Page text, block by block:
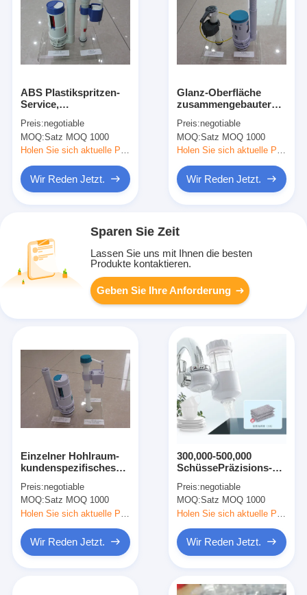
ABS Plastikspritzen-
Service,
Plastikeinspritzungs-
Gestaltungsdienstleistungen
Preis:negotiable
MOQ:Satz MOQ 1000
Holen Sie sich aktuelle Preis
Wir Reden Jetzt.
Glanz-Oberfläche
zusammengebauter
Ablassventil-Spritzen-
Werkzeugausstattung
Preis:negotiable
MOQ:Satz MOQ 1000
Holen Sie sich aktuelle Preis
Wir Reden Jetzt.
Sparen Sie Zeit
Lassen Sie uns mit Ihnen die besten
Produkte kontaktieren.
Geben Sie Ihre Anforderung
Einzelner Hohlraum-
kundenspezifisches
Hochglanz-Ende
zusammengebaute
Plastikprodukte
Preis:negotiable
MOQ:Satz MOQ 1000
Wir Reden Jetzt.
300,000-500,000
SchüssePräzisions-
Preis:negotiable
MOQ:Satz MOQ 1000
Wir Reden Jetzt.